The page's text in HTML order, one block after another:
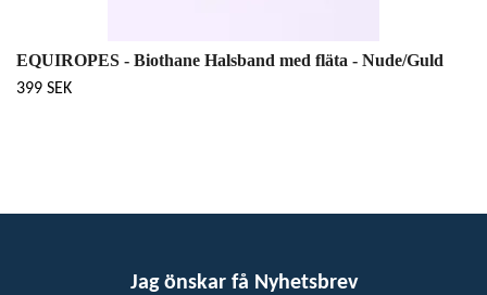
EQUIROPES - Biothane Halsband med fläta - Nude/Guld
399 SEK
Jag önskar få Nyhetsbrev